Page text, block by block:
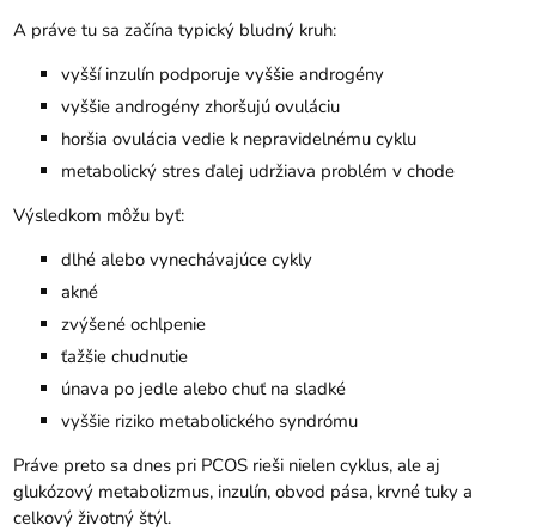
A práve tu sa začína typický bludný kruh:
vyšší inzulín podporuje vyššie androgény
vyššie androgény zhoršujú ovuláciu
horšia ovulácia vedie k nepravidelnému cyklu
metabolický stres ďalej udržiava problém v chode
Výsledkom môžu byť:
dlhé alebo vynechávajúce cykly
akné
zvýšené ochlpenie
ťažšie chudnutie
únava po jedle alebo chuť na sladké
vyššie riziko metabolického syndrómu
Práve preto sa dnes pri PCOS rieši nielen cyklus, ale aj
glukózový metabolizmus, inzulín, obvod pása, krvné tuky a
celkový životný štýl.